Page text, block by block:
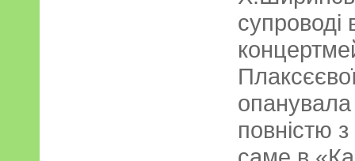
супроводі
повністю